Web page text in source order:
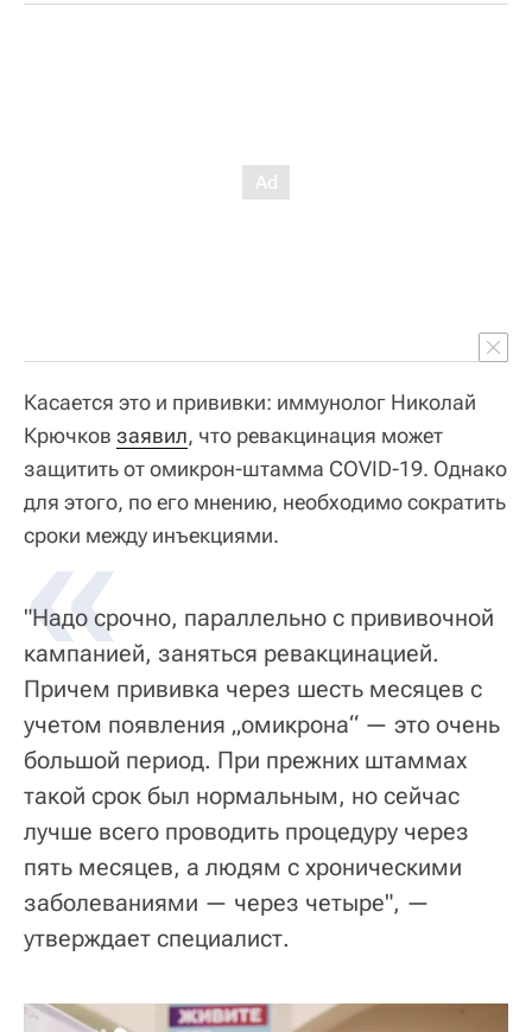
Касается это и прививки: иммунолог Николай
Крючков заявил, что ревакцинация может
защитить от омикрон-штамма COVID-19. Однако
для этого, по его мнению, необходимо сократить
сроки между инъекциями.
«
"Надо срочно, параллельно с прививочной
кампанией, заняться ревакцинацией.
Причем прививка через шесть месяцев с
учетом появления „омикрона“ — это очень
большой период. При прежних штаммах
такой срок был нормальным, но сейчас
лучше всего проводить процедуру через
пять месяцев, а людям с хроническими
заболеваниями — через четыре", —
утверждает специалист.